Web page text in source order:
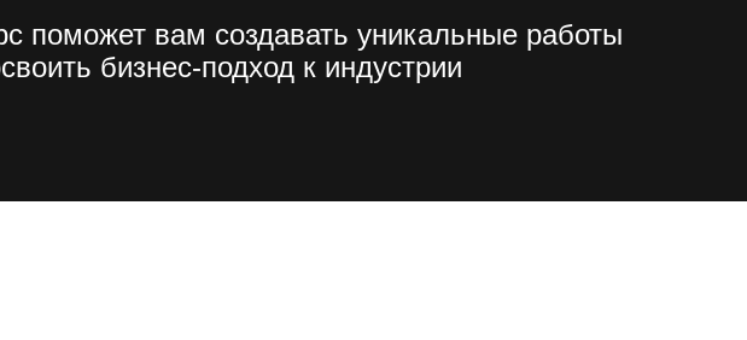
поможет вам создавать уникальные работы
бизнес-подход к индустрии